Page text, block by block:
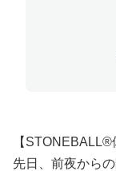
【STONEBALL®️
先日、前夜から